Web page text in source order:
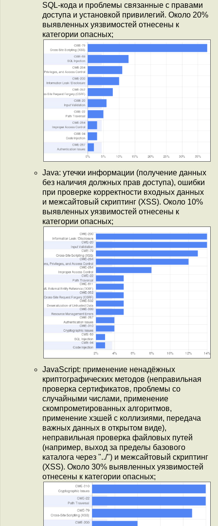
SQL-кода и проблемы связанные с правами
доступа и установкой привилегий. Около 20%
выявленных уязвимостей отнесены к
категории опасных;
Java: утечки информации (получение данных
без наличия должных прав доступа), ошибки
при проверке корректности входных данных
и межсайтовый скриптинг (XSS). Около 10%
выявленных уязвимостей отнесены к
категории опасных;
JavaScript: применение ненадёжных
криптографических методов (неправильная
проверка сертификатов, проблемы со
случайными числами, применение
скомпрометированных алгоритмов,
применение хэшей с коллизиями, передача
важных данных в открытом виде),
неправильная проверка файловых путей
(например, выход за пределы базового
каталога через "../") и межсайтовый скриптинг
(XSS). Около 30% выявленных уязвимостей
отнесены к категории опасных;